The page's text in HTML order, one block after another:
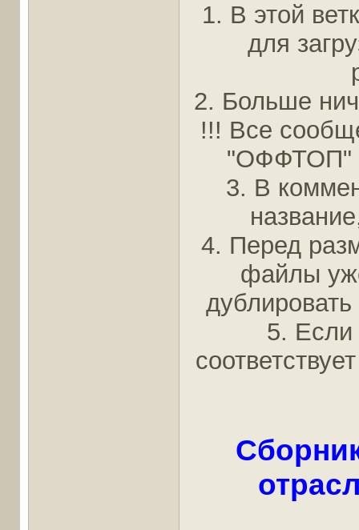
1. В этой
для
2. Больше
!!! Все
"ОФФТОП"
3. В
4. Перед
файлы
5. Если